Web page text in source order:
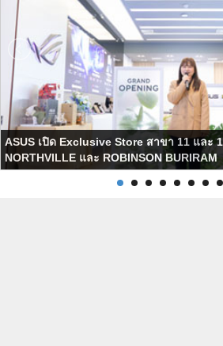
ASUS เปิด Exclusive Store สาขา 11 และ
NORTHVILLE และ ROBINSON BURIRAM